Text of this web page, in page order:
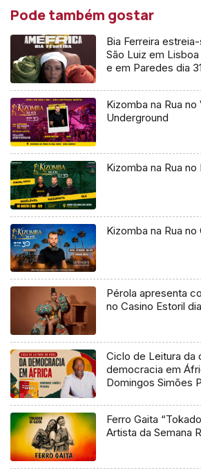
Pode também gostar
Bia Ferreira
São Luiz em
e em Paredes dia 31
Kizomba na Rua no
Underground
Kizomba na Rua no
Kizomba na Rua
Pérola apresenta
no Casino Estoril
Ciclo de Leitura da
democracia em
Domingos Simões
Ferro Gaita
Artista da Semana